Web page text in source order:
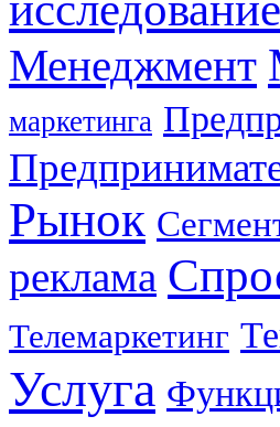
Менеджмент
маркетинга
Рынок
реклама
Телемаркетинг
Услуга